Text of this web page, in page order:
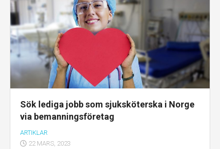
Sök lediga jobb som sjuksköterska i Norge
via bemanningsföretag
ARTIKLAR
22 MARS, 2023